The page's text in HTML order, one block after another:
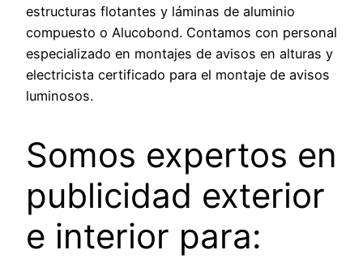
estructuras flotantes y láminas de aluminio
compuesto o Alucobond. Contamos con personal
especializado en montajes de avisos en alturas y
electricista certificado para el montaje de avisos
luminosos.
Somos expertos en
publicidad exterior
e interior para: